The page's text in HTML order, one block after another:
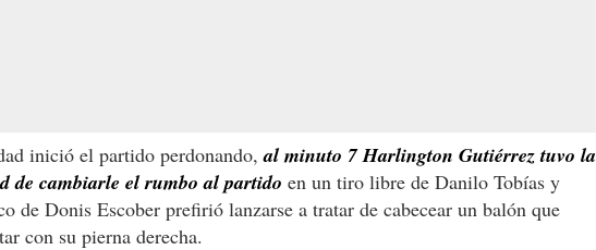
inició el partido perdonando,al minuto 7 Harlington Gutiérrez tuvo la
de cambiarle el rumbo al partido en un tiro libre de Danilo Tobías y
de Donis Escober prefirió lanzarse a tratar de cabecear un balón que
con su pierna derecha.